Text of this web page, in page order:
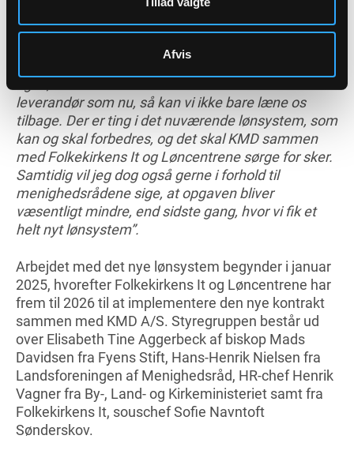
Afvis
god foranalyse, som pegede på, at et EU-udbud
ville kunne betale sig i forhold til at få en god pris,
og det mener jeg at vi har fået. Derudover har vi
leverandør som nu, så kan vi ikke bare læne os
tilbage. Der er ting i det nuværende lønsystem, som
kan og skal forbedres, og det skal KMD sammen
med Folkekirkens It og Løncentrene sørge for sker.
Samtidig vil jeg dog også gerne i forhold til
menighedsrådene sige, at opgaven bliver
væsentligt mindre, end sidste gang, hvor vi fik et
helt nyt lønsystem”.
Arbejdet med det nye lønsystem begynder i januar
2025, hvorefter Folkekirkens It og Løncentrene har
frem til 2026 til at implementere den nye kontrakt
sammen med KMD A/S. Styregruppen består ud
over Elisabeth Tine Aggerbeck af biskop Mads
Davidsen fra Fyens Stift, Hans-Henrik Nielsen fra
Landsforeningen af Menighedsråd, HR-chef Henrik
Vagner fra By-, Land- og Kirkeministeriet samt fra
Folkekirkens It, souschef Sofie Navntoft
Sønderskov.